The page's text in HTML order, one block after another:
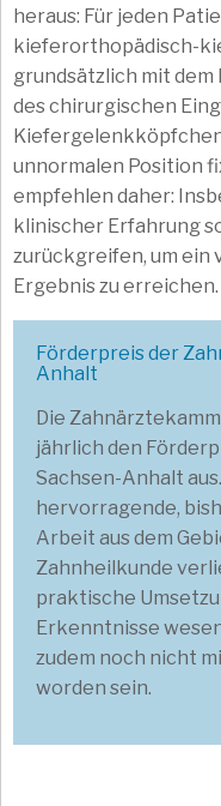
heraus: Für jeden
kieferorthopädisch-
grundsätzlich mit dem
des chirurgischen
unnormalen Position
empfehlen daher:
klinischer Erfahrung
zurückgreifen, um ein
Ergebnis zu erreichen.
Förderpreis der
Anhalt
Die
jährlich den
Sachsen-Anhalt
hervorragende,
Arbeit aus dem
Zahnheilkunde
praktische
Erkenntnisse
zudem noch nicht
worden sein.